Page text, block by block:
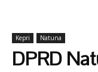
Kepri Natuna
DPRD